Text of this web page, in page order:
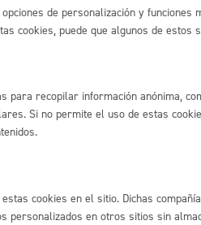
Calendario
Portal de
:
EXCLUIDAS Y NOMBRAMIENTO DEL
(HP-Pianoa).pdf
de personalización y funciones
cookies, puede que algunos de estos
para recopilar información anónima,
Si no permite el uso de estas
cookies en el sitio. Dichas
personalizados en otros sitios sin